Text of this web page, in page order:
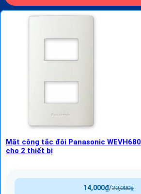
Mặt công tắc đôi Panasonic
cho 2 thiết bị
20,000₫
/
14,000₫